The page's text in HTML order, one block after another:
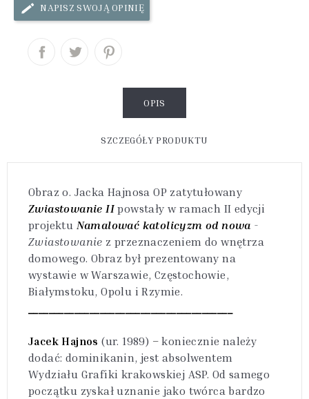
NAPISZ SWOJĄ OPINIĘ
OPIS
SZCZEGÓŁY PRODUKTU
Obraz o. Jacka Hajnosa OP zatytułowany
Zwiastowanie IIpowstały w ramach II edycji
projektu Namalować katolicyzm od nowa -
Zwiastowanie z przeznaczeniem do wnętrza
domowego. Obraz był prezentowany na
wystawie w Warszawie, Częstochowie,
Białymstoku, Opolu i Rzymie.
Jacek Hajnos (ur. 1989) –koniecznie należy
dodać: dominikanin, jest absolwentem
Wydziału Grafiki krakowskiej ASP. Od samego
początku zyskał uznanie jako twórca bardzo